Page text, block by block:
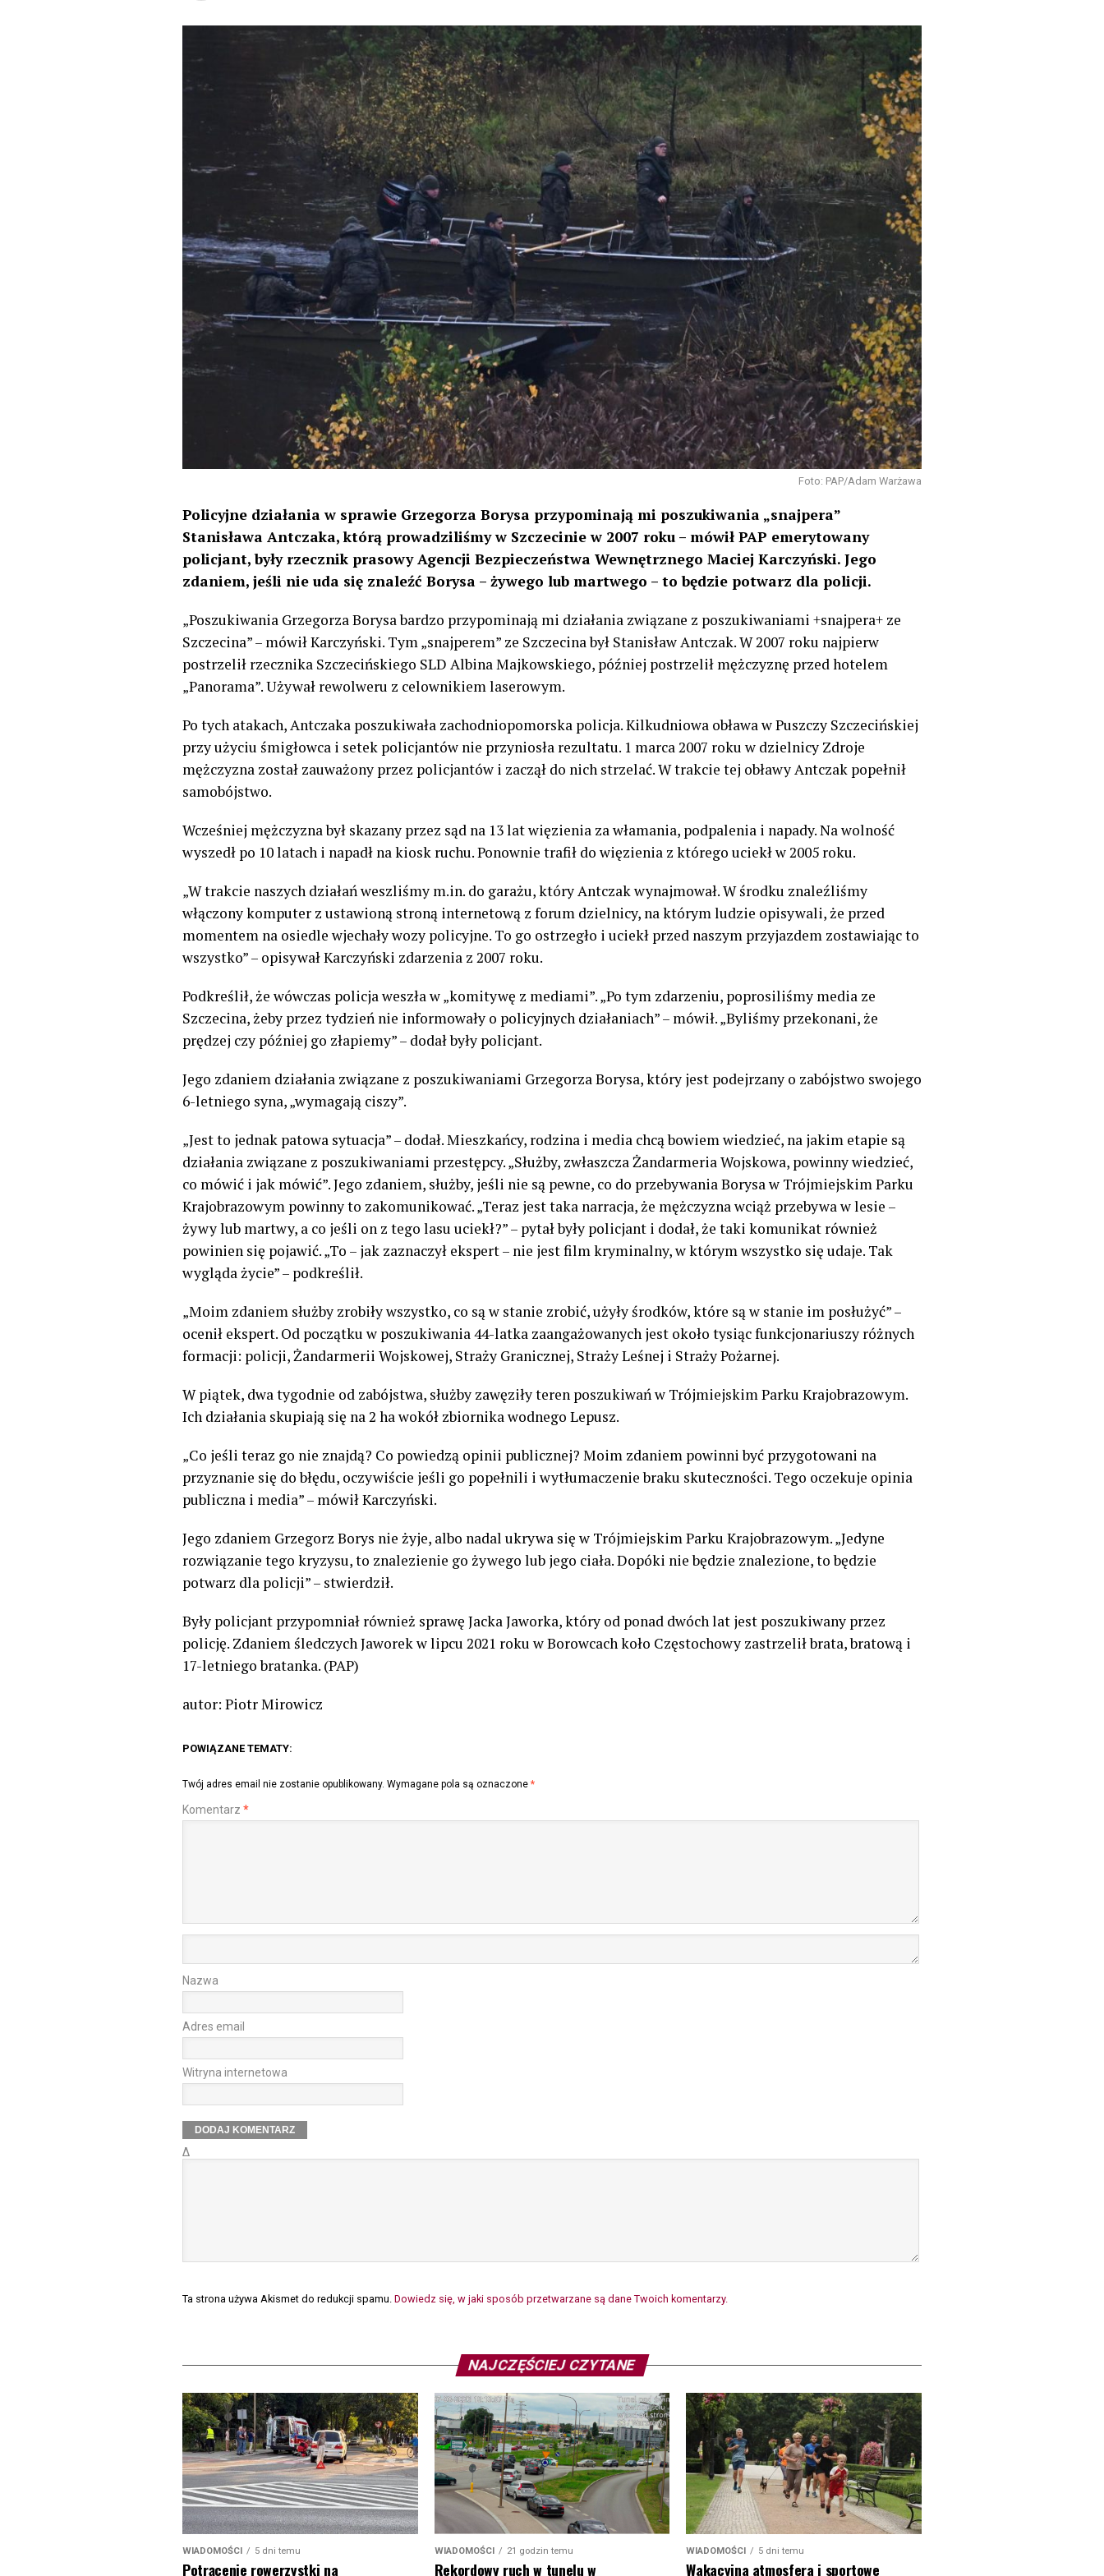
Foto: PAP/Adam Warżawa
Policyjne działania w sprawie Grzegorza Borysa przypominają mi poszukiwania „snajpera”
Stanisława Antczaka, którą prowadziliśmy w Szczecinie w 2007 roku – mówił PAP emerytowany
policjant, były rzecznik prasowy Agencji Bezpieczeństwa Wewnętrznego Maciej Karczyński. Jego
zdaniem, jeśli nie uda się znaleźć Borysa – żywego lub martwego – to będzie potwarz dla policji.
„Poszukiwania Grzegorza Borysa bardzo przypominają mi działania związane z poszukiwaniami +snajpera+ ze
Szczecina” – mówił Karczyński. Tym „snajperem” ze Szczecina był Stanisław Antczak. W 2007 roku najpierw
postrzelił rzecznika Szczecińskiego SLD Albina Majkowskiego, później postrzelił mężczyznę przed hotelem
„Panorama”. Używał rewolweru z celownikiem laserowym.
Po tych atakach, Antczaka poszukiwała zachodniopomorska policja. Kilkudniowa obława w Puszczy Szczecińskiej
przy użyciu śmigłowca i setek policjantów nie przyniosła rezultatu. 1 marca 2007 roku w dzielnicy Zdroje
mężczyzna został zauważony przez policjantów i zaczął do nich strzelać. W trakcie tej obławy Antczak popełnił
samobójstwo.
Wcześniej mężczyzna był skazany przez sąd na 13 lat więzienia za włamania, podpalenia i napady. Na wolność
wyszedł po 10 latach i napadł na kiosk ruchu. Ponownie trafił do więzienia z którego uciekł w 2005 roku.
„W trakcie naszych działań weszliśmy m.in. do garażu, który Antczak wynajmował. W środku znaleźliśmy
włączony komputer z ustawioną stroną internetową z forum dzielnicy, na którym ludzie opisywali, że przed
momentem na osiedle wjechały wozy policyjne. To go ostrzegło i uciekł przed naszym przyjazdem zostawiając to
wszystko” – opisywał Karczyński zdarzenia z 2007 roku.
Podkreślił, że wówczas policja weszła w „komitywę z mediami”. „Po tym zdarzeniu, poprosiliśmy media ze
Szczecina, żeby przez tydzień nie informowały o policyjnych działaniach” – mówił. „Byliśmy przekonani, że
prędzej czy później go złapiemy” – dodał były policjant.
Jego zdaniem działania związane z poszukiwaniami Grzegorza Borysa, który jest podejrzany o zabójstwo swojego
6-letniego syna, „wymagają ciszy”.
„Jest to jednak patowa sytuacja” – dodał. Mieszkańcy, rodzina i media chcą bowiem wiedzieć, na jakim etapie są
działania związane z poszukiwaniami przestępcy. „Służby, zwłaszcza Żandarmeria Wojskowa, powinny wiedzieć,
co mówić i jak mówić”. Jego zdaniem, służby, jeśli nie są pewne, co do przebywania Borysa w Trójmiejskim Parku
Krajobrazowym powinny to zakomunikować. „Teraz jest taka narracja, że mężczyzna wciąż przebywa w lesie –
żywy lub martwy, a co jeśli on z tego lasu uciekł?” – pytał były policjant i dodał, że taki komunikat również
powinien się pojawić. „To – jak zaznaczył ekspert – nie jest film kryminalny, w którym wszystko się udaje. Tak
wygląda życie” – podkreślił.
„Moim zdaniem służby zrobiły wszystko, co są w stanie zrobić, użyły środków, które są w stanie im posłużyć” –
ocenił ekspert. Od początku w poszukiwania 44-latka zaangażowanych jest około tysiąc funkcjonariuszy różnych
formacji: policji, Żandarmerii Wojskowej, Straży Granicznej, Straży Leśnej i Straży Pożarnej.
W piątek, dwa tygodnie od zabójstwa, służby zawęziły teren poszukiwań w Trójmiejskim Parku Krajobrazowym.
Ich działania skupiają się na 2 ha wokół zbiornika wodnego Lepusz.
„Co jeśli teraz go nie znajdą? Co powiedzą opinii publicznej? Moim zdaniem powinni być przygotowani na
przyznanie się do błędu, oczywiście jeśli go popełnili i wytłumaczenie braku skuteczności. Tego oczekuje opinia
publiczna i media” – mówił Karczyński.
Jego zdaniem Grzegorz Borys nie żyje, albo nadal ukrywa się w Trójmiejskim Parku Krajobrazowym. „Jedyne
rozwiązanie tego kryzysu, to znalezienie go żywego lub jego ciała. Dopóki nie będzie znalezione, to będzie
potwarz dla policji” – stwierdził.
Były policjant przypomniał również sprawę Jacka Jaworka, który od ponad dwóch lat jest poszukiwany przez
policję. Zdaniem śledczych Jaworek w lipcu 2021 roku w Borowcach koło Częstochowy zastrzelił brata, bratową i
17-letniego bratanka. (PAP)
autor: Piotr Mirowicz
POWIĄZANE TEMATY:
Twój adres email nie zostanie opublikowany. Wymagane pola są oznaczone *
Komentarz *
Nazwa
Adres email
Witryna internetowa
Δ
Ta strona używa Akismet do redukcji spamu. Dowiedz się, w jaki sposób przetwarzane są dane Twoich komentarzy.
NAJCZĘŚCIEJ CZYTANE
WIADOMOŚCI 5 dni temu
Potrącenie rowerzystki na
WIADOMOŚCI 21 godzin temu
Rekordowy ruch w tunelu w
WIADOMOŚCI 5 dni temu
Wakacyjna atmosfera i sportowe